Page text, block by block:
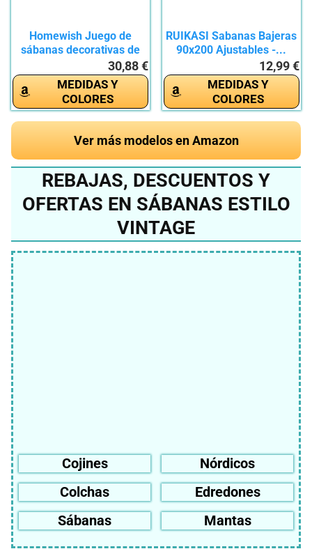
Homewish Juego de
sábanas decorativas de
30,88 €
MEDIDAS Y
COLORES
RUIKASI Sabanas Bajeras
90x200 Ajustables -...
12,99 €
MEDIDAS Y
COLORES
Ver más modelos en Amazon
REBAJAS, DESCUENTOS Y
OFERTAS EN SÁBANAS ESTILO
VINTAGE
Cojines
Nórdicos
Colchas
Edredones
Sábanas
Mantas